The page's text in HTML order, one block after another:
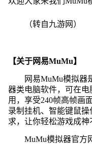
（转自九游网）
【关于网易MuMu】
网易MuMu模拟器
器类电脑软件，可在
用，享受240帧高帧画
录制挂机、智能键鼠
求，让你轻松游戏成神
MuMu模拟器官方